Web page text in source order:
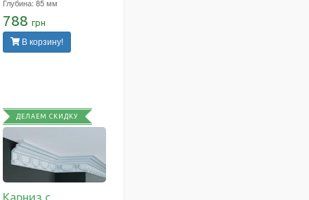
Глубина: 85 мм
788 грн
В корзину!
ДЕЛАЕМ СКИДКУ
Карниз с